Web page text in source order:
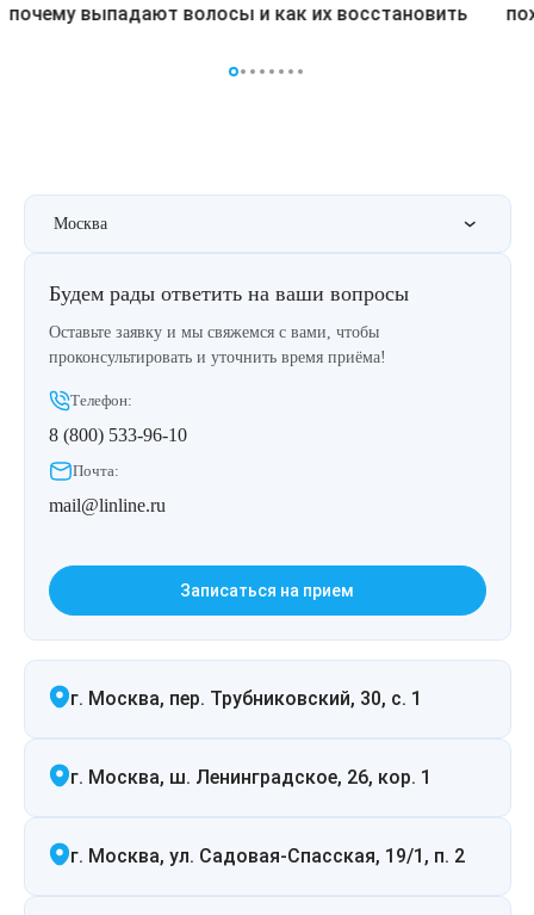
почему выпадают волосы и как их восстановить
Москва
Будем рады ответить на ваши вопросы
Оставьте заявку и мы свяжемся с вами, чтобы
проконсультировать и уточнить время приёма!
Телефон:
8 (800) 533-96-10
Почта:
mail@linline.ru
Записаться на прием
г. Москва, пер. Трубниковский, 30, с. 1
г. Москва, ш. Ленинградское, 26, кор. 1
г. Москва, ул. Садовая-Спасская, 19/1, п. 2